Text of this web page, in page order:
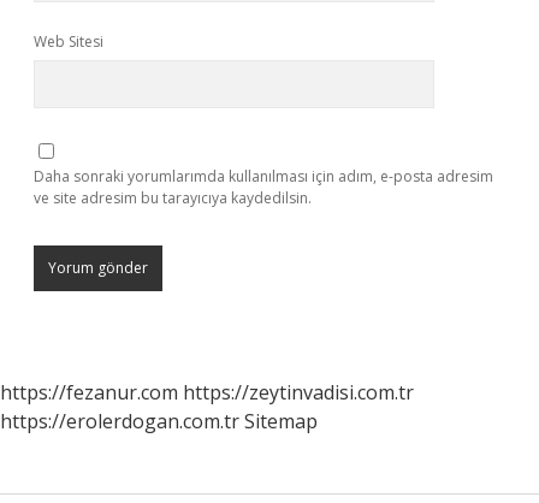
Web Sitesi
Daha sonraki yorumlarımda kullanılması için adım, e-posta adresim
ve site adresim bu tarayıcıya kaydedilsin.
https://fezanur.com https://zeytinvadisi.com.tr
https://erolerdogan.com.trSitemap